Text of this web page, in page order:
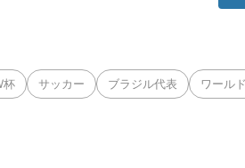
杯 サッカー ブラジル代表 ワール